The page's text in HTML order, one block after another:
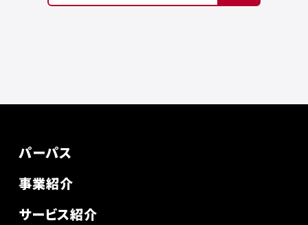
パーパス
事業紹介
サービス紹介